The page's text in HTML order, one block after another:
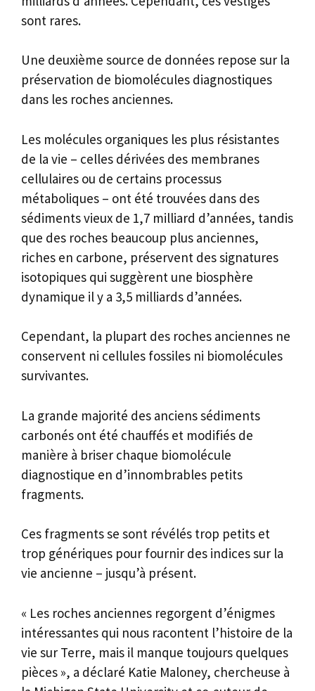
sont rares.
Une deuxième source de données repose sur la
préservation de biomolécules diagnostiques
dans les roches anciennes.
Les molécules organiques les plus résistantes
de la vie – celles dérivées des membranes
cellulaires ou de certains processus
métaboliques – ont été trouvées dans des
sédiments vieux de 1,7 milliard d’années, tandis
que des roches beaucoup plus anciennes,
riches en carbone, préservent des signatures
isotopiques qui suggèrent une biosphère
dynamique il y a 3,5 milliards d’années.
Cependant, la plupart des roches anciennes ne
conservent ni cellules fossiles ni biomolécules
survivantes.
La grande majorité des anciens sédiments
carbonés ont été chauffés et modifiés de
manière à briser chaque biomolécule
diagnostique en d’innombrables petits
fragments.
Ces fragments se sont révélés trop petits et
trop génériques pour fournir des indices sur la
vie ancienne – jusqu’à présent.
« Les roches anciennes regorgent d’énigmes
intéressantes qui nous racontent l’histoire de la
vie sur Terre, mais il manque toujours quelques
pièces », a déclaré Katie Maloney, chercheuse à